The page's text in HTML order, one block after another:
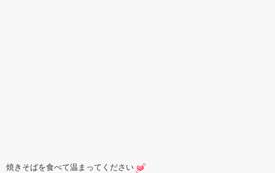
焼きそばを食べて温まってください